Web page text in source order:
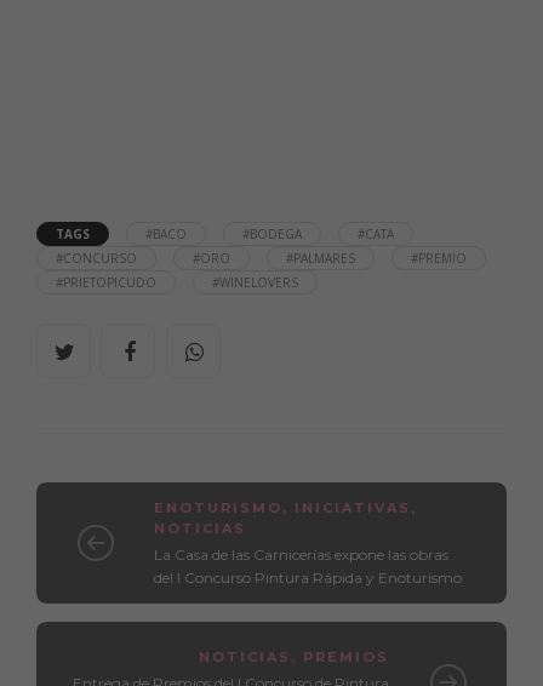
TAGS #BACO #BODEGA
#CATA
#CONCURSO
#ORO #PALMARES
#PREMIO
#PRIETOPICUDO
#WINELOVERS
ENOTURISMO , INICIATIVAS ,
NOTICIAS
La Casa de las Carnicerías expone las obras
del I Concurso Pintura Rápida y Enoturismo
NOTICIAS , PREMIOS